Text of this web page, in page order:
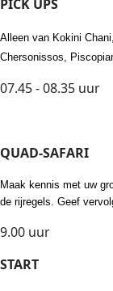
PICK UPS
Alleen van Kokini
Chersonissos,
07.45 - 08.35 uur
QUAD-SAFARI
Maak kennis met uw
de rijregels. Geef
9.00 uur
START